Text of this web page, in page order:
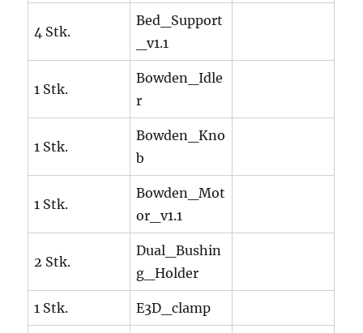
4 Stk.
Bed_Support
_v1.1
1 Stk.
Bowden_Idle
r
1 Stk.
Bowden_Kno
b
1 Stk.
Bowden_Mot
or_v1.1
2 Stk.
Dual_Bushin
g_Holder
1 Stk. E3D_clamp